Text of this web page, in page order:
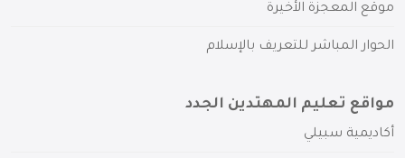
موقع المعجزة الأخيرة
الحوار المباشر للتعريف بالإسلام
مواقع تعليم المهتدين الجدد
أكاديمية سبيلي